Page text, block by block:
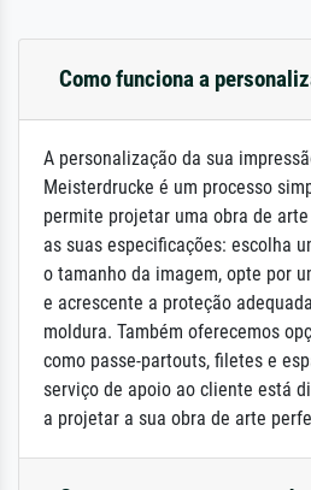
Como funciona a
A personalização da sua
Meisterdrucke é um processo
permite projetar uma obra de
as suas especificações: escolha
o tamanho da imagem, opte por
e acrescente a proteção
moldura. Também oferecemos
como passe-partouts, filetes e
serviço de apoio ao cliente está
a projetar a sua obra de arte